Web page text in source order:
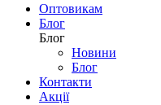
Оптовикам
Блог
Блог
Новини
Блог
Контакти
Акції